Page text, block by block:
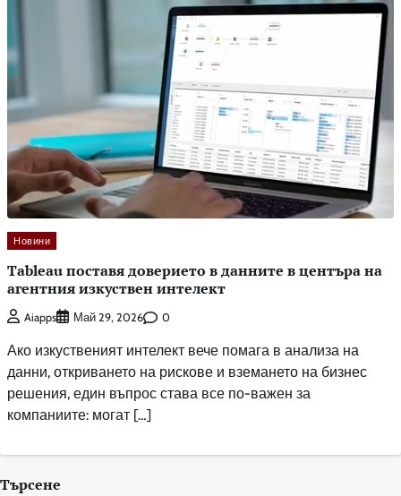
Новини
Tableau поставя доверието в данните в центъра на
агентния изкуствен интелект
Aiapps Май 29, 2026 0
Ако изкуственият интелект вече помага в анализа на
данни, откриването на рискове и вземането на бизнес
решения, един въпрос става все по-важен за
компаниите: могат […]
Търсене